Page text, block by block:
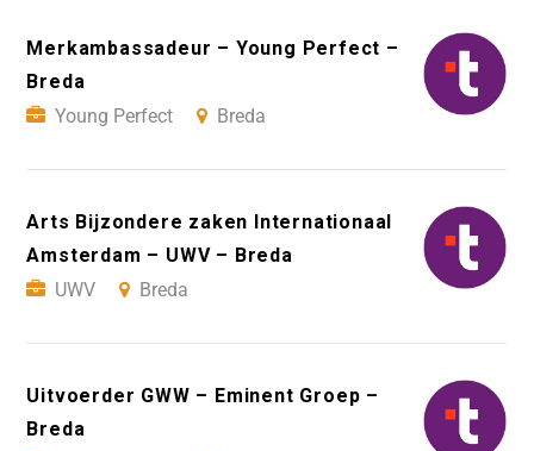
Merkambassadeur – Young Perfect –
Breda
Young Perfect
Breda
Arts Bijzondere zaken Internationaal
Amsterdam – UWV – Breda
UWV
Breda
Uitvoerder GWW – Eminent Groep –
Breda